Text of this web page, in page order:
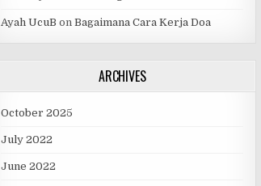
Ayah UcuB onBagaimana Cara Kerja Doa
ARCHIVES
October 2025
July 2022
June 2022